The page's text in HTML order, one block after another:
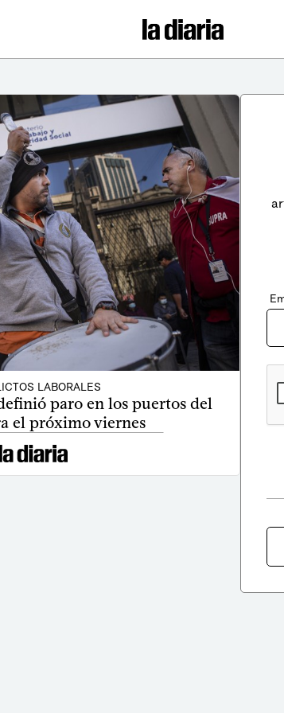
LABORALES
paro en los puertos del
el próximo viernes